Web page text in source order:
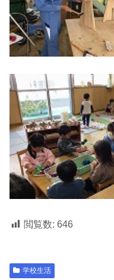
閲覧数: 646
学校生活